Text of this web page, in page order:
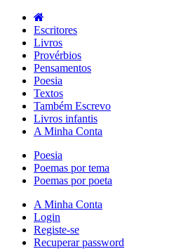
Escritores
Livros
Provérbios
Pensamentos
Poesia
Textos
Também Escrevo
Livros infantis
A Minha Conta
Poesia
Poemas por tema
Poemas por poeta
A Minha Conta
Login
Registe-se
Recuperar password